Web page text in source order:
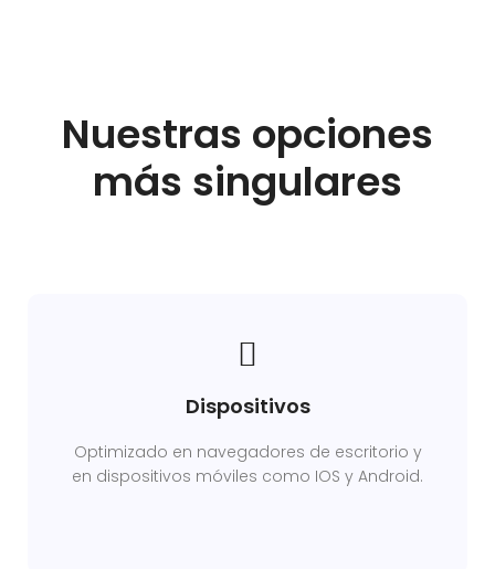
Nuestras opciones
más singulares
Dispositivos
Optimizado en navegadores de escritorio y
en dispositivos móviles como IOS y Android.